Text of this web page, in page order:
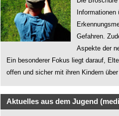
Gefahren.
Aspekte der
Ein besonderer Fokus liegt darauf,
offen und sicher mit ihren Kindern
Aktuelles aus dem Jugend